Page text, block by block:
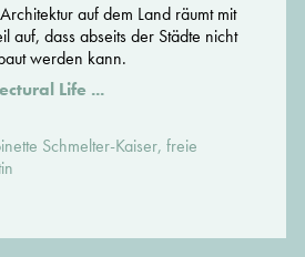
auf dem Land räumt mit
auf, dass abseits der Städte nicht
werden kann.
Life ...
Schmelter-Kaiser, freie